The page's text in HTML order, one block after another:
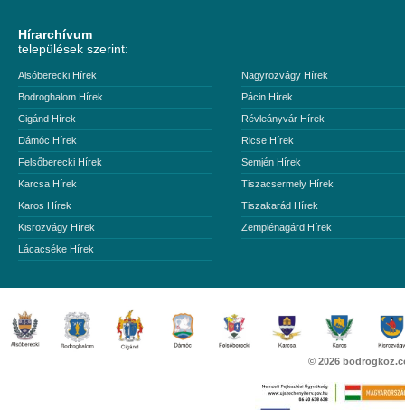
Hírarchívum
települések szerint:
Alsóberecki Hírek
Bodroghalom Hírek
Cigánd Hírek
Dámóc Hírek
Felsőberecki Hírek
Karcsa Hírek
Karos Hírek
Kisrozvágy Hírek
Lácacséke Hírek
Nagyrozvágy Hírek
Pácin Hírek
Révleányvár Hírek
Ricse Hírek
Semjén Hírek
Tiszacsermely Hírek
Tiszakarád Hírek
Zemplénagárd Hírek
© 2026